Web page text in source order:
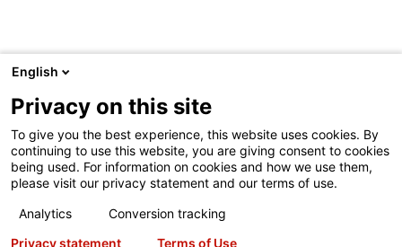
VER LAS CALCULADORAS DEL RETORNO SOBRE LA
VisiteHunter.com
Derechos de Autor© 2026 Hunter Engineering Company.
de Uso
y nuestra Declaración de Privacidad
English
Privacy on this site
To give you the best experience, this website uses cookies. By
continuing to use this website, you are giving consent to cookies
being used. For information on cookies and how we use them,
please visit our privacy statement and our terms of use.
Analytics
Conversion tracking
Privacy statement
Terms of Use